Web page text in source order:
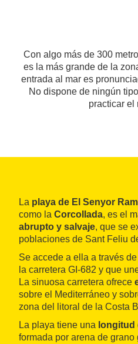
Con algo más de 300
es la más grande de la
entrada al mar es
No dispone de ningún
practicar el
La playa de El Senyor
como la Corcollada, es el
abrupto y salvaje, que se
poblaciones de Sant Feliu
Se accede a ella a través
la carretera GI-682 y que
La sinuosa carretera ofrece
sobre el Mediterráneo y
zona del litoral de la Costa
La playa tiene una longitud
formada por arena de